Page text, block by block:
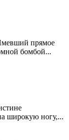
прямое
бомбой...
широкую ногу,...